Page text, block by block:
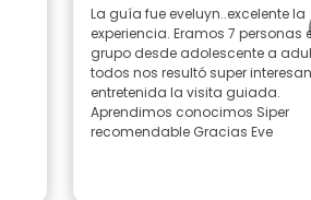
La guía fue eveluyn..excelente la
experiencia. Eramos 7 personas en mi
grupo desde adolescente a
todos nos resultó super
entretenida la visita guiada.
Aprendimos conocimos Siper
recomendable Gracias Eve